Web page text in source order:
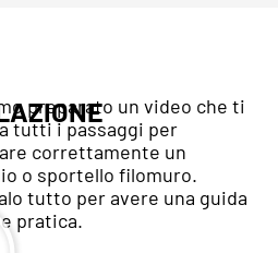
preparato un video che ti
tutti i passaggi per
correttamente un
o sportello filomuro.
tutto per avere una guida
pratica.